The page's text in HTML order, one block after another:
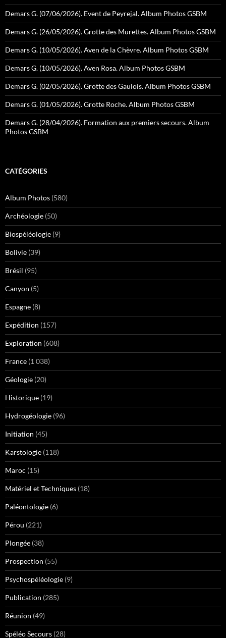
Demars G. (07/06/2026). Event de Peyrejal. Album Photos GSBM
Demars G. (26/05/2026). Grotte des Murettes. Album Photos GSBM
Demars G. (10/05/2026). Aven de la Chèvre. Album Photos GSBM
Demars G. (10/05/2026). Aven Rosa. Album Photos GSBM
Demars G. (02/05/2026). Grotte des Gaulois. Album Photos GSBM
Demars G. (01/05/2026). Grotte Roche. Album Photos GSBM
Demars G. (28/04/2026). Formation aux premiers secours. Album
Photos GSBM
CATÉGORIES
Album Photos (580)
Archéologie (50)
Biospéléologie (9)
Bolivie (39)
Brésil (95)
Canyon (5)
Espagne (8)
Expédition (157)
Exploration (608)
France (1 038)
Géologie (20)
Historique (19)
Hydrogéologie (96)
Initiation (45)
Karstologie (118)
Maroc (15)
Matériel et Techniques (18)
Paléontologie (6)
Pérou (221)
Plongée (38)
Prospection (55)
Psychospéléologie (9)
Publication (285)
Réunion (49)
Spéléo Secours (28)